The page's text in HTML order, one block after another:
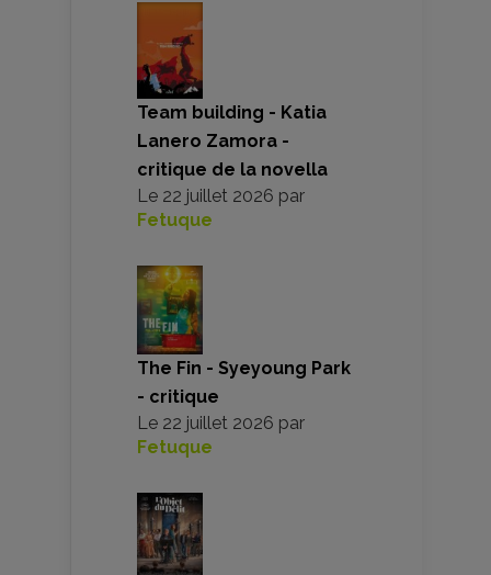
Team building - Katia
Lanero Zamora -
critique de la novella
Le 22 juillet 2026 par
Fetuque
The Fin - Syeyoung Park
- critique
Le 22 juillet 2026 par
Fetuque